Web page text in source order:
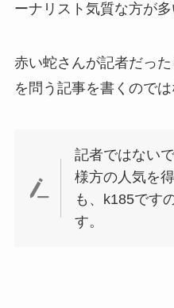
ーナリスト気質な方が多
赤い蛇さんが記者だっ
を問う記事を書くのでは
記者ではない
様方の人気を
も、k185です
す。